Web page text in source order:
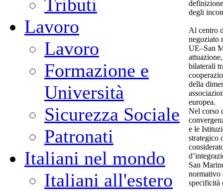
Tributi
Lavoro
Lavoro
Formazione e
Università
Sicurezza Sociale
Patronati
Italiani nel mondo
Italiani all'estero
degli
Al centro
negoziato
UE–San
bilaterali
della
europea.
Nel corso
e le
strategico
San
normativo
specificità